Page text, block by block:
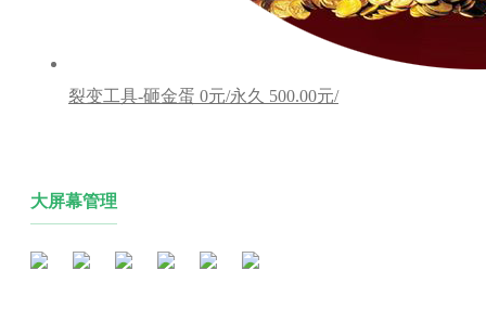
裂变工具-砸金蛋 0元/永久 500.00元/
大屏幕管理